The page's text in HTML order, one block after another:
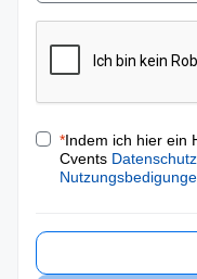
*Indem ich hier ein
Cvents